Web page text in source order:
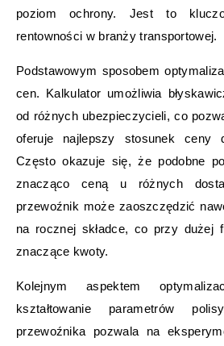
poziom ochrony. Jest to
rentowności w branży transportowej.
Podstawowym sposobem
cen. Kalkulator umożliwia
od różnych ubezpieczycieli, co
oferuje najlepszy stosunek ceny
Często okazuje się, że podobne
znacząco ceną u różnych
przewoźnik może zaoszczędzić
na rocznej składce, co przy dużej
znaczące kwoty.
Kolejnym aspektem
kształtowanie parametrów
przewoźnika pozwala na